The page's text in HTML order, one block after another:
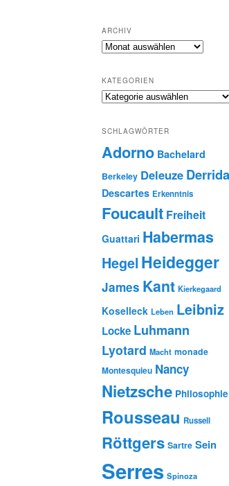
ARCHIV
Archiv
KATEGORIEN
Kategorien
SCHLAGWÖRTER
Adorno Bachelard
Berkeley Deleuze Derrida
Descartes Erkenntnis
Foucault Freiheit
Guattari Habermas
Hegel Heidegger
James Kant Kierkegaard
Koselleck Leben Leibniz
Locke Luhmann
Lyotard Macht monade
Montesquieu Nancy
Nietzsche Philosophie
Rousseau Russell
Röttgers Sartre Sein
Serres Spinoza